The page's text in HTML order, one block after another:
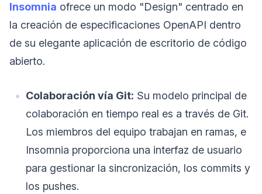
Insomnia ofrece un modo "Design" centrado en
la creación de especificaciones OpenAPI dentro
de su elegante aplicación de escritorio de código
abierto.
Colaboración vía Git: Su modelo principal de
colaboración en tiempo real es a través de Git.
Los miembros del equipo trabajan en ramas, e
Insomnia proporciona una interfaz de usuario
para gestionar la sincronización, los commits y
los pushes.